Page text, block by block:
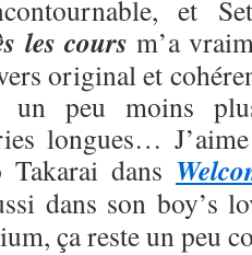
et
les cours m’a
original et
un peu moins
longues…
dans
dans son boy’s
ça reste un peu